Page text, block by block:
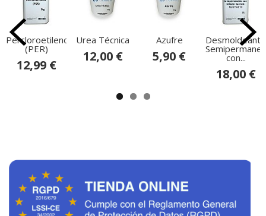
Percloroetileno
(PER)
12,99 €
Urea Técnica
12,00 €
Azufre
5,90 €
Desmoldeante
con...
18,00 €